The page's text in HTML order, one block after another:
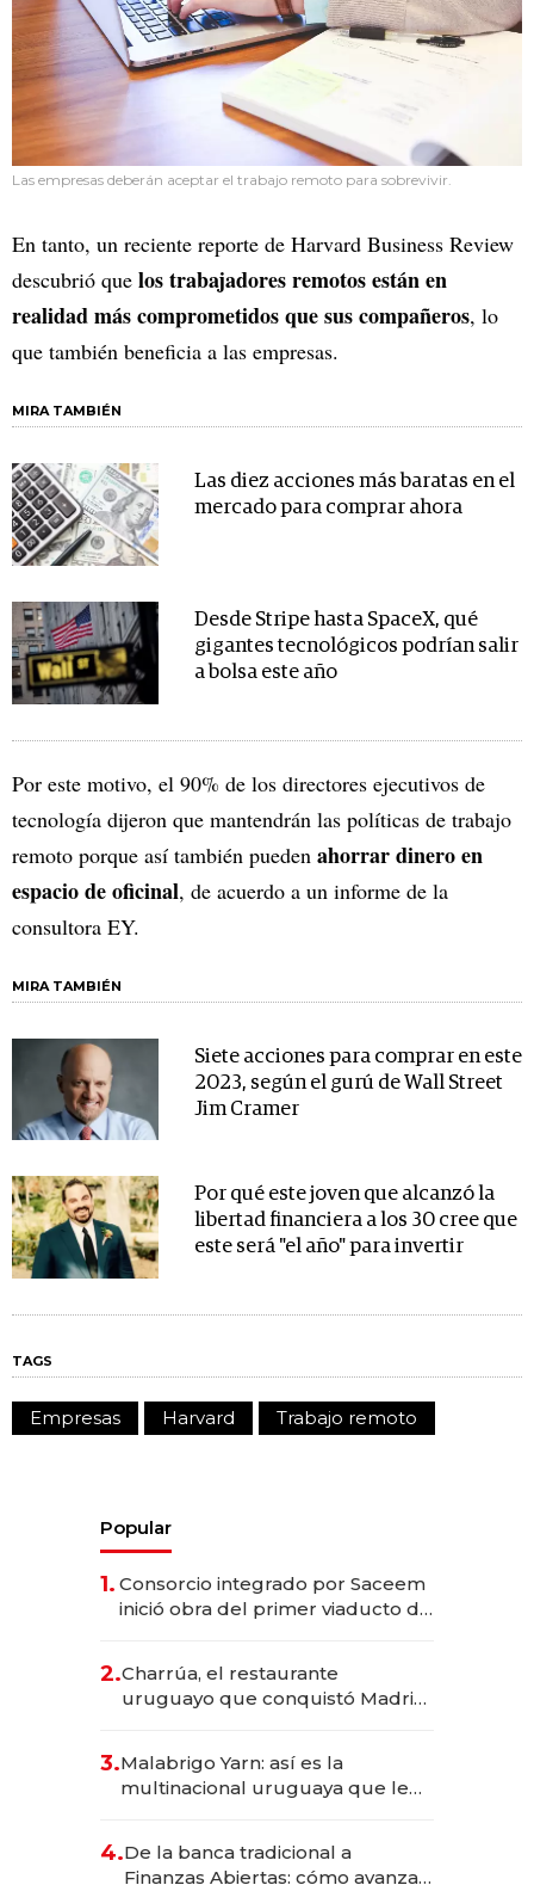
Las empresas deberán aceptar el trabajo remoto para sobrevivir.
En tanto, un reciente reporte de Harvard Business Review
descubrió que los trabajadores remotos están en
realidad más comprometidos que sus compañeros, lo
que también beneficia a las empresas.
MIRA TAMBIÉN
Las diez acciones más baratas en el
mercado para comprar ahora
Desde Stripe hasta SpaceX, qué
gigantes tecnológicos podrían salir
a bolsa este año
Por este motivo, el 90% de los directores ejecutivos de
tecnología dijeron que mantendrán las políticas de trabajo
remoto porque así también pueden ahorrar dinero en
espacio de oficinal, de acuerdo a un informe de la
consultora EY.
MIRA TAMBIÉN
Siete acciones para comprar en este
2023, según el gurú de Wall Street
Jim Cramer
Por qué este joven que alcanzó la
libertad financiera a los 30 cree que
este será "el año" para invertir
TAGS
Empresas Harvard Trabajo remoto
Popular
1. Consorcio integrado por Saceem
inició obra del primer viaducto de
millones
2.Charrúa, el restaurante
uruguayo que conquistó Madrid:
anticipación y prepara apertura
3.Malabrigo Yarn: así es la
multinacional uruguaya que le
4.De la banca tradicional a
Finanzas Abiertas: cómo avanza